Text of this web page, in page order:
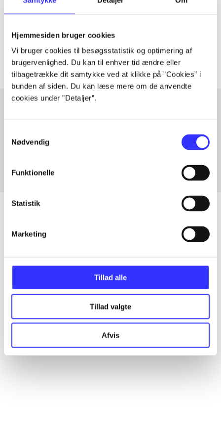
Hjemmesiden bruger cookies
Vi bruger cookies til besøgsstatistik og optimering af
brugervenlighed. Du kan til enhver tid ændre eller
tilbagetrække dit samtykke ved at klikke på ”Cookies” i
bunden af siden. Du kan læse mere om de anvendte
cookies under ”Detaljer”.
Nødvendig
Funktionelle
Statistik
Marketing
Tillad alle
Tillad valgte
Afvis
lorem ipsum dolor sit amet ...
Artiklerne i handler ofte om
Fra
Artikler
...